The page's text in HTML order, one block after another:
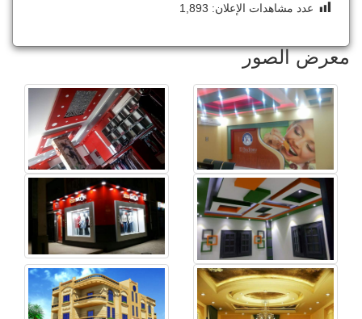
عدد مشاهدات الإعلان: 1,893
معرض الصور